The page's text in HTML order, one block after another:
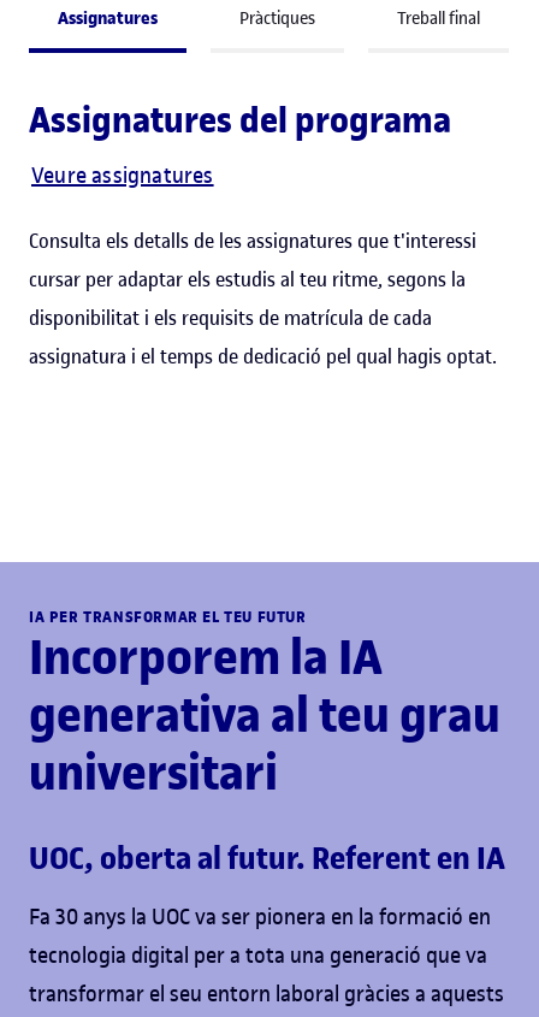
Assignatures Pràctiques Treball final
Assignatures del programa
Veure assignatures
Consulta els detalls de les assignatures que t'interessi
cursar per adaptar els estudis al teu ritme, segons la
disponibilitat i els requisits de matrícula de cada
assignatura i el temps de dedicació pel qual hagis optat.
IA PER TRANSFORMAR EL TEU FUTUR
Incorporem la IA
generativa al teu grau
universitari
UOC, oberta al futur. Referent en IA
Fa 30 anys la UOC va ser pionera en la formació en
tecnologia digital per a tota una generació que va
transformar el seu entorn laboral gràcies a aquests